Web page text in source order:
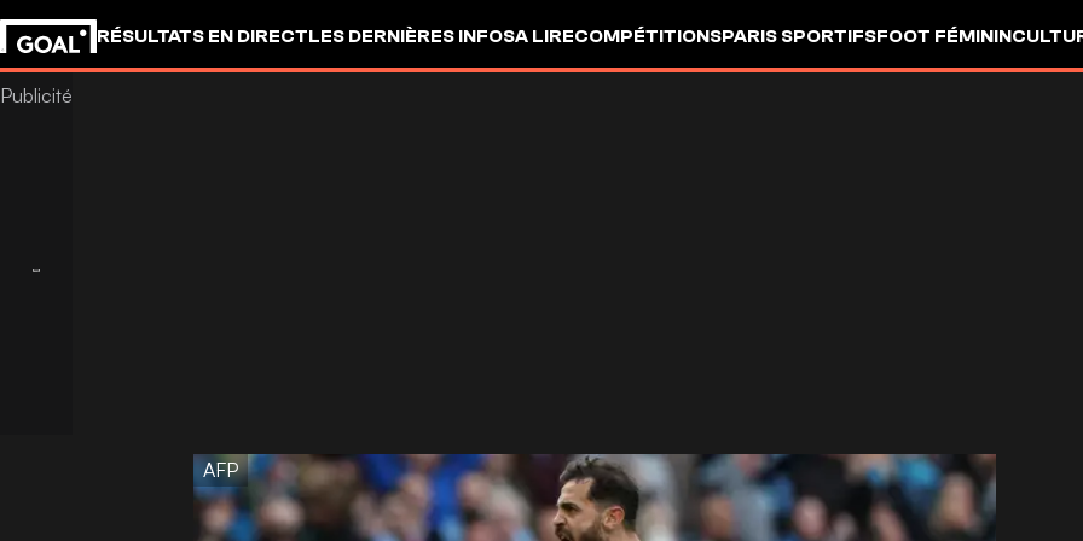
RÉSULTATS EN DIRECTLES DERNIÈRES INFOSA LIRECOMPÉTITIONSPARIS SPORTIFSFOOT FÉMININ
AFP